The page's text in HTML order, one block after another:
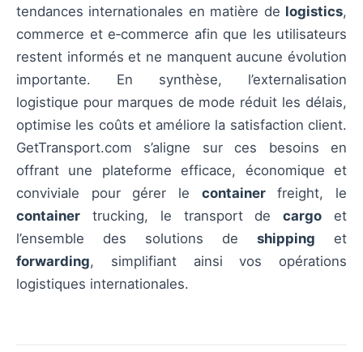
tendances internationales en matière de logistics,
commerce et e‑commerce afin que les utilisateurs
restent informés et ne manquent aucune évolution
importante. En synthèse, l’externalisation
logistique pour marques de mode réduit les délais,
optimise les coûts et améliore la satisfaction client.
GetTransport.com s’aligne sur ces besoins en
offrant une plateforme efficace, économique et
conviviale pour gérer le containerfreight, le
container trucking, le transport decargo et
l’ensemble des solutions de shipping et
forwarding, simplifiant ainsi vos opérations
logistiques internationales.